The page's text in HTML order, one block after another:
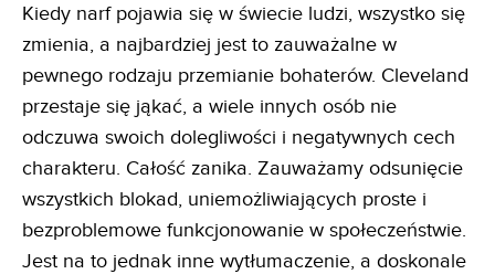
Kiedy narf pojawia się w świecie ludzi, wszystko się
zmienia, a najbardziej jest to zauważalne w
pewnego rodzaju przemianie bohaterów. Cleveland
przestaje się jąkać, a wiele innych osób nie
odczuwa swoich dolegliwości i negatywnych cech
charakteru. Całość zanika. Zauważamy odsunięcie
wszystkich blokad, uniemożliwiających proste i
bezproblemowe funkcjonowanie w społeczeństwie.
Jest na to jednak inne wytłumaczenie, a doskonale